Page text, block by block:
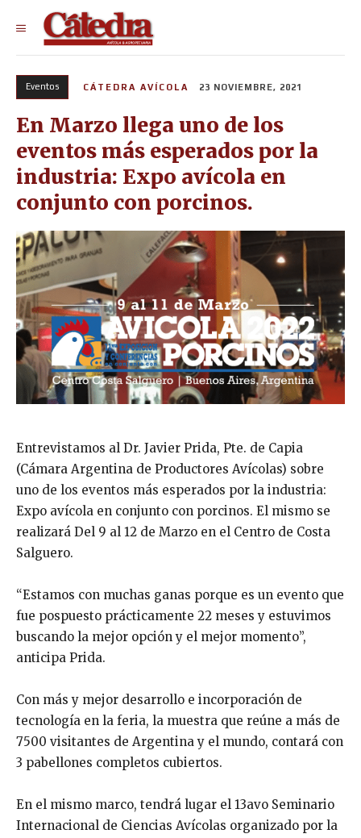
Eventos CÁTEDRA AVÍCOLA 23 NOVIEMBRE, 2021
En Marzo llega uno de los
eventos más esperados por la
industria: Expo avícola en
conjunto con porcinos.
Entrevistamos al Dr. Javier Prida, Pte. de Capia
(Cámara Argentina de Productores Avícolas) sobre
uno de los eventos más esperados por la industria:
Expo avícola en conjunto con porcinos. El mismo se
realizará Del 9 al 12 de Marzo en el Centro de Costa
Salguero.
“Estamos con muchas ganas porque es un evento que
fue pospuesto prácticamente 22 meses y estuvimos
buscando la mejor opción y el mejor momento”,
anticipa Prida.
Con más y mejor desarrollo e incorporación de
tecnología en la feria, la muestra que reúne a más de
7500 visitantes de Argentina y el mundo, contará con
3 pabellones completos cubiertos.
En el mismo marco, tendrá lugar el 13avo Seminario
Internacional de Ciencias Avícolas organizado por la